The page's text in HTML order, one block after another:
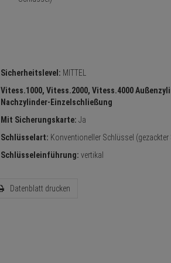
Sicherheitslevel: MITTEL
Vitess.1000, Vitess.2000, Vitess.4000
Nachzylinder-Einzelschließung
Mit Sicherungskarte: Ja
Schlüsselart: Konventioneller Schlüssel (gezackter
Schlüsseleinführung: vertikal
Datenblatt drucken